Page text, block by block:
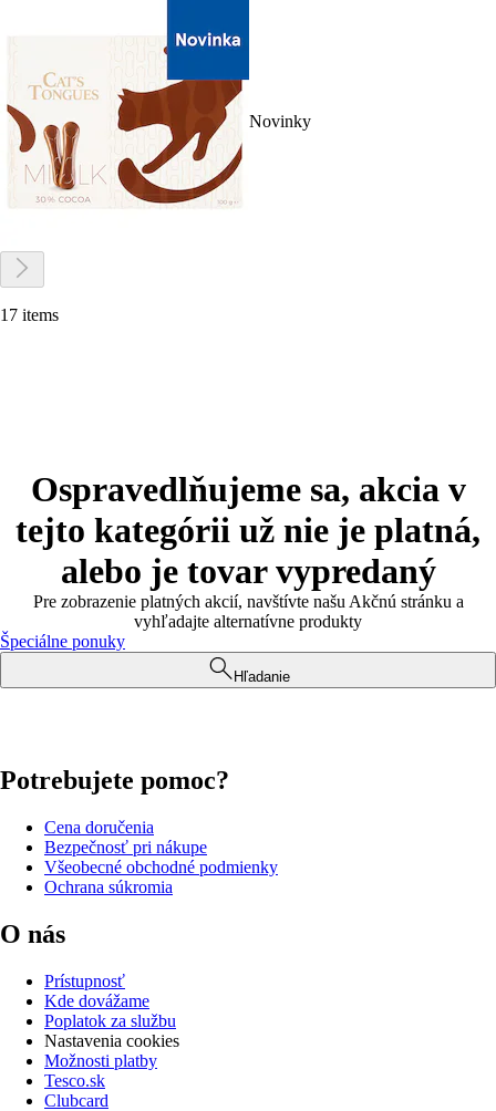
Novinky
17 items
Ospravedlňujeme sa, akcia v
tejto kategórii už nie je platná,
alebo je tovar vypredaný
Pre zobrazenie platných akcií, navštívte našu Akčnú stránku a
vyhľadajte alternatívne produkty
Špeciálne ponuky
Hľadanie
Potrebujete pomoc?
Cena doručenia
Bezpečnosť pri nákupe
Všeobecné obchodné podmienky
Ochrana súkromia
O nás
Prístupnosť
Kde dovážame
Poplatok za službu
Nastavenia cookies
Možnosti platby
Tesco.sk
Clubcard